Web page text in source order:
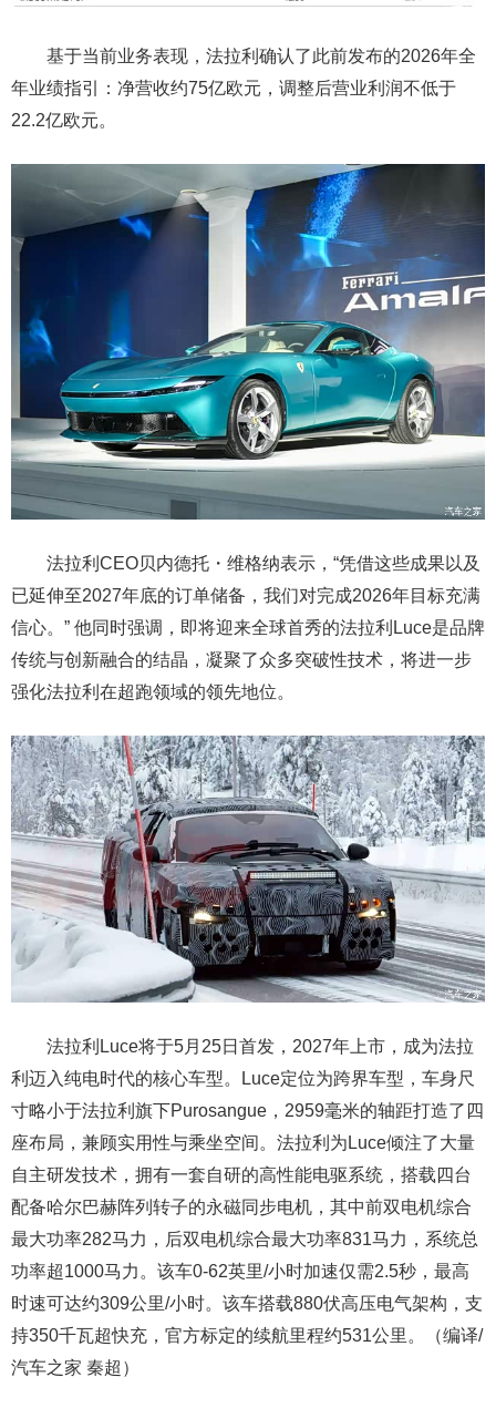
基于当前业务表现，法拉利确认了此前发布的2026年全
年业绩指引：净营收约75亿欧元，调整后营业利润不低于
22.2亿欧元。
法拉利CEO贝内德托・维格纳表示，“凭借这些成果以及
已延伸至2027年底的订单储备，我们对完成2026年目标充满
信心。” 他同时强调，即将迎来全球首秀的法拉利Luce是品牌
传统与创新融合的结晶，凝聚了众多突破性技术，将进一步
强化法拉利在超跑领域的领先地位。
法拉利Luce将于5月25日首发，2027年上市，成为法拉
利迈入纯电时代的核心车型。Luce定位为跨界车型，车身尺
寸略小于法拉利旗下Purosangue，2959毫米的轴距打造了四
座布局，兼顾实用性与乘坐空间。法拉利为Luce倾注了大量
自主研发技术，拥有一套自研的高性能电驱系统，搭载四台
配备哈尔巴赫阵列转子的永磁同步电机，其中前双电机综合
最大功率282马力，后双电机综合最大功率831马力，系统总
功率超1000马力。该车0-62英里/小时加速仅需2.5秒，最高
时速可达约309公里/小时。该车搭载880伏高压电气架构，支
持350千瓦超快充，官方标定的续航里程约531公里。（编译/
汽车之家 秦超）